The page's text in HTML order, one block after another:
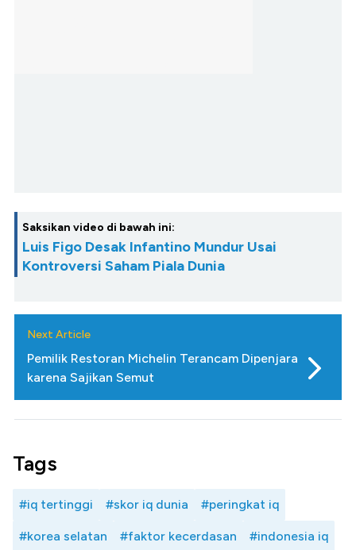
Saksikan video di bawah ini:
Luis Figo Desak Infantino Mundur Usai
Kontroversi Saham Piala Dunia
Next Article
Pemilik Restoran Michelin Terancam Dipenjara
karena Sajikan Semut
Tags
#iq tertinggi #skor iq dunia #peringkat iq
#korea selatan #faktor kecerdasan #indonesia iq